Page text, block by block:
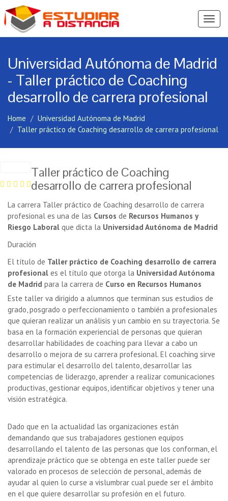
Ver
Universidad Autónoma de Madrid
- Taller práctico de Coaching
desarrollo de carrera profesional
Home
Universidad Autónoma de Madrid
Taller práctico de Coaching desarrollo de carrera profesional
Taller práctico de Coaching
desarrollo de carrera profesional
La carrera Taller práctico de Coaching desarrollo de carrera
profesional es una de las Cursos de Recursos Humanos y
Riesgo Laboral que dicta la Universidad Autónoma de Madrid
Duración
El título de Taller práctico de Coaching desarrollo de carrera
profesional es el título que otorga la Universidad Autónoma
de Madrid para la carrera de Curso en Recursos Humanos
Este taller va dirigido a alumnos que terminan sus estudios de
grado, posgrado o perfeccionamiento o también a profesionales
que quieran realizar un análisis y un cambio en su trayectoria. Se
basa en la formación experiencial de personas que quieran
desarrollar habilidades de coaching para llevar a cabo un
desarrollo o mejora de su carrera profesional. El coaching sirve
para estimular el desarrollo del talento, desarrollar las
competencias de liderazgo, aprender a realizar comunicaciones
productivas, gestionar equipos, identificar objetivos y tener una
visión estratégica.
Dado que en la actualidad las organizaciones están
demandando que sus trabajadores gestionen equipos
desarrollando el talento de las personas que los conforman, el
aprendizaje práctico que se obtenga en este taller puede ser
valorado en procesos de selección de personal, además de
ayudar al quien lo curse a vislumbrar cual puede ser el ámbito
en el que quiere desarrollar su profesión en el futuro.